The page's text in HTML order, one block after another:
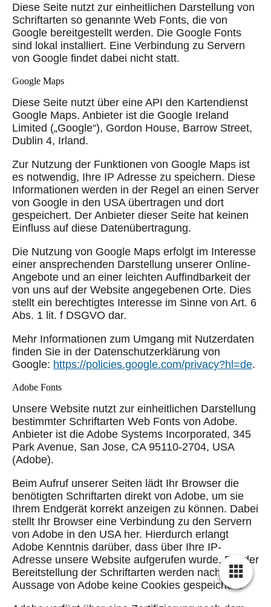
Diese Seite nutzt zur einheitlichen Darstellung von
Schriftarten so genannte Web Fonts, die von
Google bereitgestellt werden. Die Google Fonts
sind lokal installiert. Eine Verbindung zu Servern
von Google findet dabei nicht statt.
Google Maps
Diese Seite nutzt über eine API den Kartendienst
Google Maps. Anbieter ist die Google Ireland
Limited („Google“), Gordon House, Barrow Street,
Dublin 4, Irland.
Zur Nutzung der Funktionen von Google Maps ist
es notwendig, Ihre IP Adresse zu speichern. Diese
Informationen werden in der Regel an einen Server
von Google in den USA übertragen und dort
gespeichert. Der Anbieter dieser Seite hat keinen
Einfluss auf diese Datenübertragung.
Die Nutzung von Google Maps erfolgt im Interesse
einer ansprechenden Darstellung unserer Online-
Angebote und an einer leichten Auffindbarkeit der
von uns auf der Website angegebenen Orte. Dies
stellt ein berechtigtes Interesse im Sinne von Art. 6
Abs. 1 lit. f DSGVO dar.
Mehr Informationen zum Umgang mit Nutzerdaten
finden Sie in der Datenschutzerklärung von
Google: https://policies.google.com/privacy?hl=de.
Adobe Fonts
Unsere Website nutzt zur einheitlichen Darstellung
bestimmter Schriftarten Web Fonts von Adobe.
Anbieter ist die Adobe Systems Incorporated, 345
Park Avenue, San Jose, CA 95110-2704, USA
(Adobe).
Beim Aufruf unserer Seiten lädt Ihr Browser die
benötigten Schriftarten direkt von Adobe, um sie
Ihrem Endgerät korrekt anzeigen zu können. Dabei
stellt Ihr Browser eine Verbindung zu den Servern
von Adobe in den USA her. Hierdurch erlangt
Adobe Kenntnis darüber, dass über Ihre IP-
Adresse unsere Website aufgerufen wurde. Bei der
Bereitstellung der Schriftarten werden nach
Aussage von Adobe keine Cookies gespeichert.